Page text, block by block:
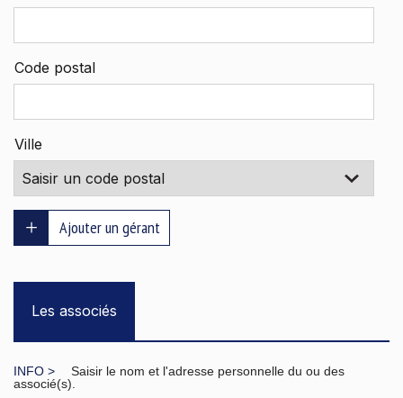
Code postal
Ville
Ajouter un gérant
Les associés
Saisir le nom et l'adresse personnelle du ou des
associé(s).